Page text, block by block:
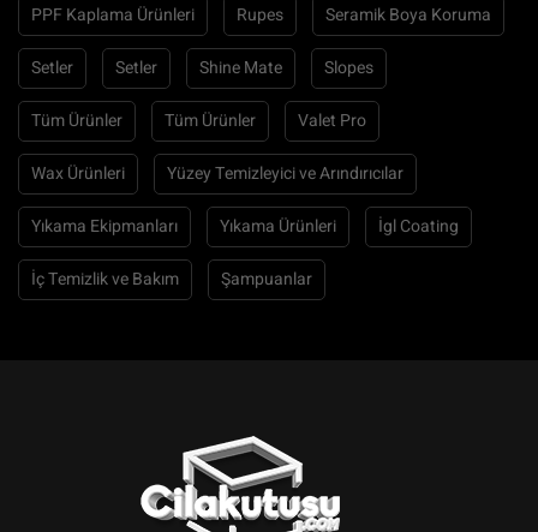
PPF Kaplama Ürünleri Rupes Seramik Boya Koruma
Setler Setler Shine Mate Slopes
Tüm Ürünler Tüm Ürünler Valet Pro
Wax Ürünleri Yüzey Temizleyici ve Arındırıcılar
Yıkama Ekipmanları Yıkama Ürünleri İgl Coating
İç Temizlik ve Bakım Şampuanlar